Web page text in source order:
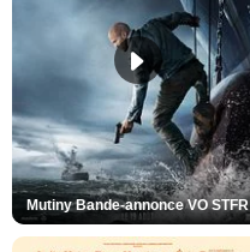
Mutiny Bande-annonce VO STFR